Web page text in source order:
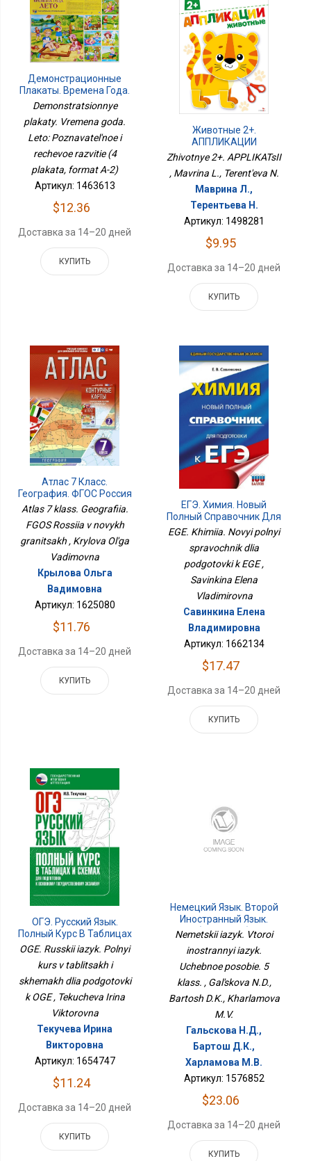
Демонстрационные
Плакаты. Времена Года.
Лето: Познавательное И
Речевое Развитие (4
Плаката, Формат А-2)
Demonstratsionnye
plakaty. Vremena goda.
Leto: Poznavatel'noe i
rechevoe razvitie (4
plakata, format A-2)
Артикул: 1463613
$12.36
Доставка за 14–20 дней
КУПИТЬ
Животные 2+.
АППЛИКАЦИИ
Zhivotnye 2+. APPLIKATsII
, Mavrina L., Terent'eva N.
Маврина Л.,
Терентьева Н.
Артикул: 1498281
$9.95
Доставка за 14–20 дней
КУПИТЬ
Атлас 7 Класс.
География. ФГОС Россия
В Новых Границах
Atlas 7 klass. Geografiia.
FGOS Rossiia v novykh
granitsakh , Krylova Ol'ga
Vadimovna
Крылова Ольга
Вадимовна
Артикул: 1625080
$11.76
Доставка за 14–20 дней
КУПИТЬ
ЕГЭ. Химия. Новый
Полный Справочник Для
Подготовки К ЕГЭ
EGE. Khimiia. Novyi polnyi
spravochnik dlia
podgotovki k EGE ,
Savinkina Elena
Vladimirovna
Савинкина Елена
Владимировна
Артикул: 1662134
$17.47
Доставка за 14–20 дней
КУПИТЬ
ОГЭ. Русский Язык.
Полный Курс В Таблицах
И Схемах Для
Подготовки К ОГЭ
OGE. Russkii iazyk. Polnyi
kurs v tablitsakh i
skhemakh dlia podgotovki
k OGE , Tekucheva Irina
Viktorovna
Текучева Ирина
Викторовна
Артикул: 1654747
$11.24
Доставка за 14–20 дней
КУПИТЬ
Немецкий Язык. Второй
Иностранный Язык.
Учебное Пособие. 5
Класс.
Nemetskii iazyk. Vtoroi
inostrannyi iazyk.
Uchebnoe posobie. 5
klass. , Gal'skova N.D.,
Bartosh D.K., Kharlamova
M.V.
Гальскова Н.Д.,
Бартош Д.К.,
Харламова М.В.
Артикул: 1576852
$23.06
Доставка за 14–20 дней
КУПИТЬ